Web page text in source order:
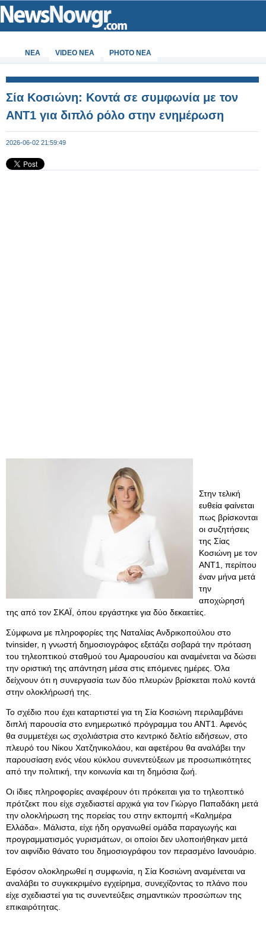
ΝΕΑ VIDEO NEA PHOTO NEA
Σία Κοσιώνη: Κοντά σε συμφωνία με τον
ΑΝΤ1 για διπλό ρόλο στην ενημέρωση
2026-06-02 21:59:49
Στην τελική
ευθεία φαίνεται
πως βρίσκονται
οι συζητήσεις
της Σίας
Κοσιώνη με τον
ΑΝΤ1, περίπου
έναν μήνα μετά
την
αποχώρησή
της από τον ΣΚΑΪ, όπου εργάστηκε για δύο δεκαετίες.
Σύμφωνα με πληροφορίες της Ναταλίας Ανδρικοπούλου στο
tvinsider, η γνωστή δημοσιογράφος εξετάζει σοβαρά την πρόταση
του τηλεοπτικού σταθμού του Αμαρουσίου και αναμένεται να δώσει
την οριστική της απάντηση μέσα στις επόμενες ημέρες. Όλα
δείχνουν ότι η συνεργασία των δύο πλευρών βρίσκεται πολύ κοντά
στην ολοκλήρωσή της.
Το σχέδιο που έχει καταρτιστεί για τη Σία Κοσιώνη περιλαμβάνει
διπλή παρουσία στο ενημερωτικό πρόγραμμα του ΑΝΤ1. Αφενός
θα συμμετέχει ως σχολιάστρια στο κεντρικό δελτίο ειδήσεων, στο
πλευρό του Νίκου Χατζηνικολάου, και αφετέρου θα αναλάβει την
παρουσίαση ενός νέου κύκλου συνεντεύξεων με προσωπικότητες
από την πολιτική, την κοινωνία και τη δημόσια ζωή.
Οι ίδιες πληροφορίες αναφέρουν ότι πρόκειται για το τηλεοπτικό
πρότζεκτ που είχε σχεδιαστεί αρχικά για τον Γιώργο Παπαδάκη μετά
την ολοκλήρωση της πορείας του στην εκπομπή «Καλημέρα
Ελλάδα». Μάλιστα, είχε ήδη οργανωθεί ομάδα παραγωγής και
προγραμματισμός γυρισμάτων, οι οποίοι δεν υλοποιήθηκαν μετά
τον αιφνίδιο θάνατο του δημοσιογράφου τον περασμένο Ιανουάριο.
Εφόσον ολοκληρωθεί η συμφωνία, η Σία Κοσιώνη αναμένεται να
αναλάβει το συγκεκριμένο εγχείρημα, συνεχίζοντας το πλάνο που
είχε σχεδιαστεί για τις συνεντεύξεις σημαντικών προσώπων της
επικαιρότητας.